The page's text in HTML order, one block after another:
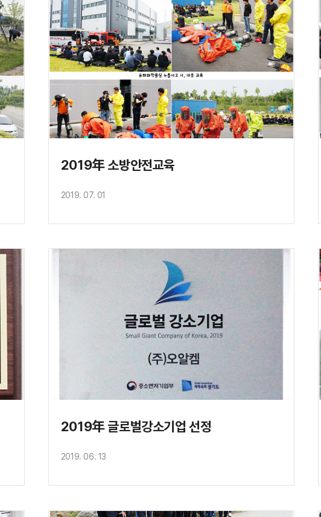
2019年 소방안전교육
2019. 07. 01
2019年 글로벌강소기업 선정
2019. 06. 13